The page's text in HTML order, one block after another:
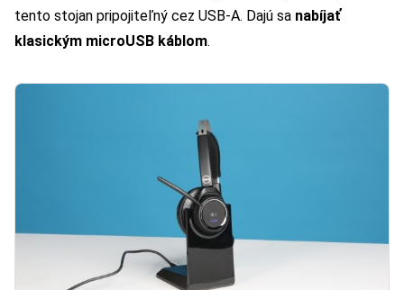
tento stojan pripojiteľný cez USB-A. Dajú sa nabíjať
klasickým microUSB káblom.